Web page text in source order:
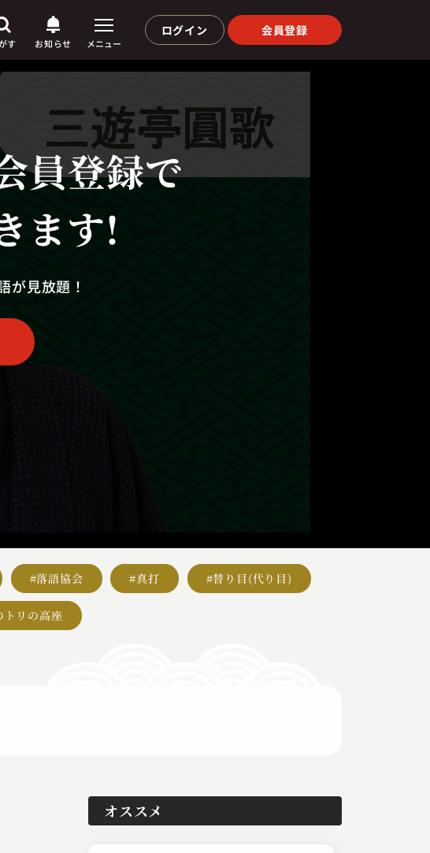
す お知らせ メニュー
ログイン 会員登録
員登録で
ます!
が見放題！
#落語協会 #真打 #替り目(代り目)
トリの高座
オススメ